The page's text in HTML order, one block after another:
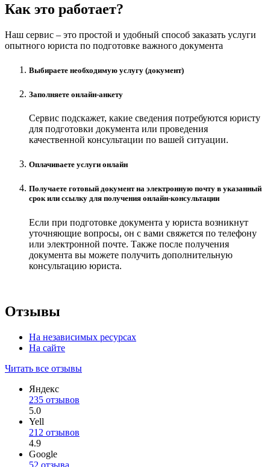
Как это работает?
Наш сервис – это простой и удобный способ заказать услуги
опытного юриста по подготовке важного документа
Выбираете необходимую услугу (документ)
Заполняете онлайн-анкету
Сервис подскажет, какие сведения потребуются юристу
для подготовки документа или проведения
качественной консультации по вашей ситуации.
Оплачиваете услуги онлайн
Получаете готовый документ на электронную почту в указанный
срок или ссылку для получения онлайн-консультации
Если при подготовке документа у юриста возникнут
уточняющие вопросы, он с вами свяжется по телефону
или электронной почте. Также после получения
документа вы можете получить дополнительную
консультацию юриста.
Отзывы
На независимых ресурсах
На сайте
Читать все отзывы
Яндекс
235 отзывов
5.0
Yell
212 отзывов
4.9
Google